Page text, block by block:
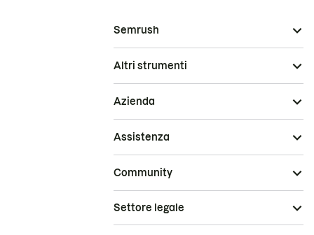
Semrush
Altri strumenti
Azienda
Assistenza
Community
Settore legale